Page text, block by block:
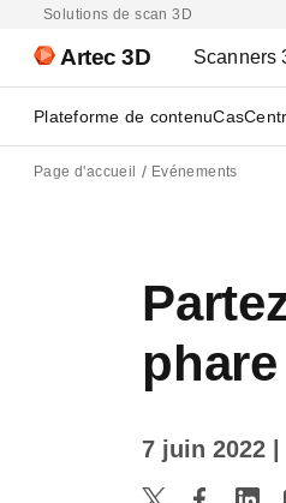
Solutions de scan 3D
Artec 3D Scanners
Plateforme de contenuCas
Page d'accueil Evénements
7 juin 2022